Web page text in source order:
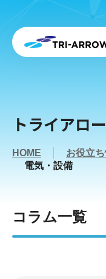
トライアロ
HOME
お役立
電気・設備
コラム一覧